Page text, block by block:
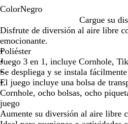
y
las
teclas
las
flechas
para
arrastrar
teclas
flechas
para
arrastrar
para
ColorNegro
e
g
r
o
Cargue su
Disfrute de diversión al aire libre
emocionante.
Poliéster
Juego 3 en 1, incluye Cornhole,
Se despliega y se instala fácilmente
El juego incluye una bolsa de
Cornhole, ocho bolsas, ocho
juego
Aumente su diversión al aire libre